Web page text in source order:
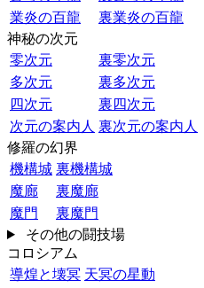
業炎の百龍
裏業炎の百龍
神秘の次元
零次元
裏零次元
多次元
裏多次元
四次元
裏四次元
次元の案内人 裏次元の案内人
修羅の幻界
機構城 裏機構城
魔廊
裏魔廊
魔門
裏魔門
その他の闘技場
コロシアム
導煌と壊冥 天冥の星動